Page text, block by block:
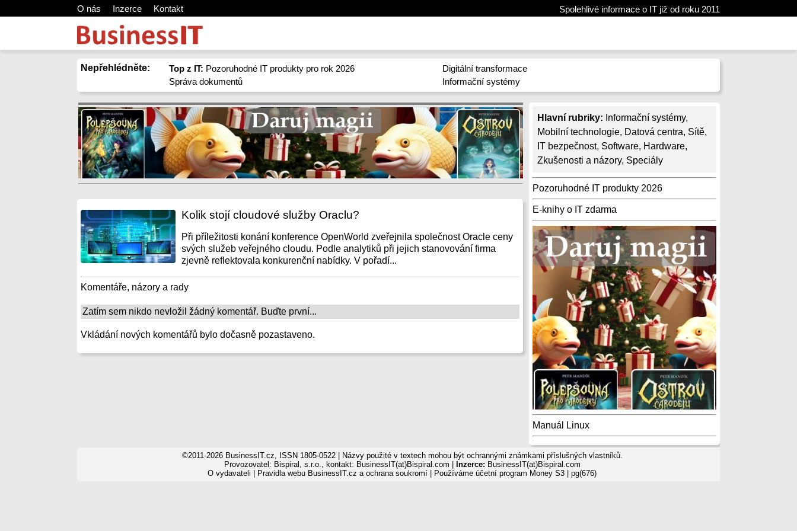
O nás Inzerce Kontakt Spolehlivé informace o IT již od roku 2011
Nepřehlédněte: Top z IT: Pozoruhodné IT produkty pro rok 2026
Správa dokumentů
Digitální transformace
Informační systémy
Hlavní rubriky: Informační systémy,
Mobilní technologie, Datová centra, Sítě,
IT bezpečnost, Software, Hardware,
Zkušenosti a názory, Speciály
Pozoruhodné IT produkty 2026
E-knihy o IT zdarma
Manuál Linux
Kolik stojí cloudové služby Oraclu?
Při příležitosti konání konference OpenWorld zveřejnila společnost Oracle ceny
svých služeb veřejného cloudu. Podle analytiků při jejich stanovování firma
zjevně reflektovala konkurenční nabídky. V pořadí...
Komentáře, názory a rady
Zatím sem nikdo nevložil žádný komentář. Buďte první...
Vkládání nových komentářů bylo dočasně pozastaveno.
©2011-2026 BusinessIT.cz, ISSN 1805-0522 | Názvy použité v textech mohou být ochrannými známkami příslušných vlastníků.
Provozovatel: Bispiral, s.r.o., kontakt: BusinessIT(at)Bispiral.com |
Inzerce: BusinessIT(at)Bispiral.com
O vydavateli
Pravidla webu BusinessIT.cz a ochrana soukromí | Používáme účetní program Money S3 | pg(676)